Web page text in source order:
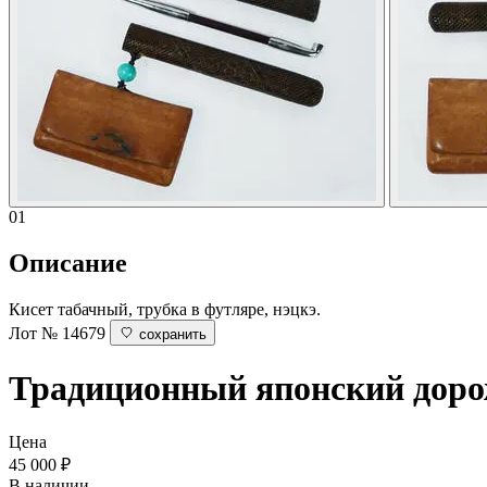
01
Описание
Кисет табачный, трубка в футляре, нэцкэ.
Лот № 14679
сохранить
Традиционный японский
Цена
45 000 ₽